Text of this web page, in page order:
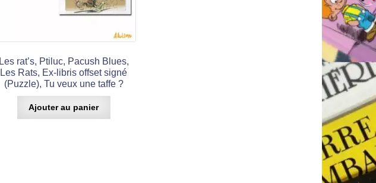
Les rat’s, Ptiluc, Pacush Blues,
Les Rats, Ex-libris offset signé
(Puzzle), Tu veux une taffe ?
Ajouter au panier